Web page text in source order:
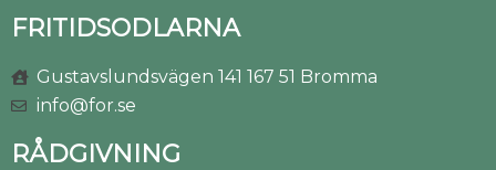
FRITIDSODLARNA
Gustavslundsvägen 141 167 51 Bromma
info@for.se
RÅDGIVNING